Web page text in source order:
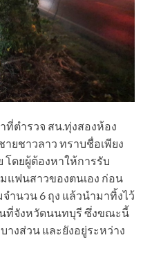
ที่ตำรวจ สน.ทุ่งสองห้อง
ยชาวลาว ทราบชื่อเพียง
ดยผู้ต้องหาให้การรับ
แฟนสาวของตนเอง ก่อน
ำนวน 6 ถุง แล้วนำมาทิ้งไว้
ที่จังหวัดนนทบุรี ซึ่งขณะนี้
งส่วน และยังอยู่ระหว่าง